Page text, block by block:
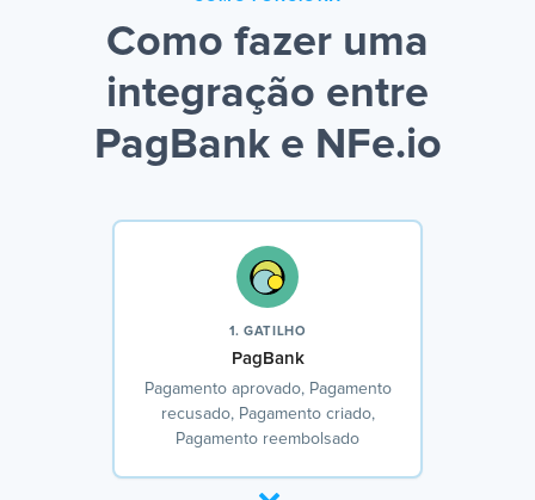
Como fazer uma
integração entre
PagBank e NFe.io
1. GATILHO
PagBank
Pagamento aprovado, Pagamento
recusado, Pagamento criado,
Pagamento reembolsado